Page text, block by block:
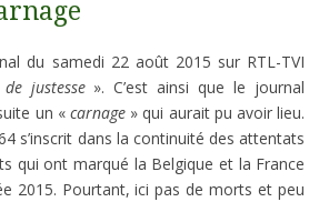
du samedi 22 août 2015 sur RTL-TVI
justesse». C’est ainsi que le journal
un « carnage » qui aurait pu avoir lieu.
s’inscrit dans la continuité des attentats
qui ont marqué la Belgique et la France
2015. Pourtant, ici pas de morts et peu